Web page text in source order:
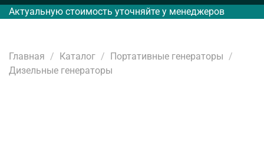
Актуальную стоимость уточняйте у менеджеров
Главная Каталог
Портативные генераторы
Дизельные генераторы